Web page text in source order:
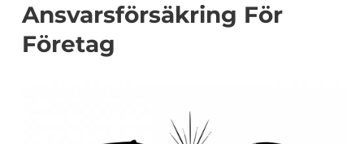
Ansvarsförsäkring För
Företag